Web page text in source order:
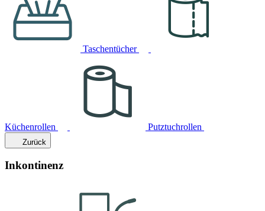
Taschentücher
Küchenrollen Putztuchrollen
Zurück
Inkontinenz